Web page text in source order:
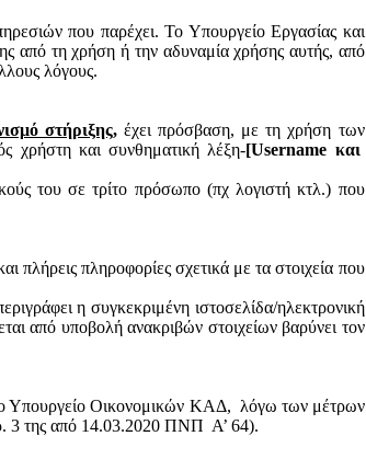
που παρέχει. Το Υπουργείο Εργασίας και
από τη χρήση ή την αδυναμία χρήσης αυτής, από
λόγους.
στήριξης,έχει πρόσβαση, με τη χρήση των
χρήστη και συνθηματική λέξη-[Username και
του σε τρίτο πρόσωπο (πχ λογιστή κτλ.) που
πλήρεις πληροφορίες σχετικά με τα στοιχεία που
η συγκεκριμένη ιστοσελίδα/ηλεκτρονική
από υποβολή ανακριβών στοιχείων βαρύνει τον
Υπουργείο Οικονομικών ΚΑΔ, λόγω των μέτρων
3 της από 14.03.2020 ΠΝΠ Α’ 64).